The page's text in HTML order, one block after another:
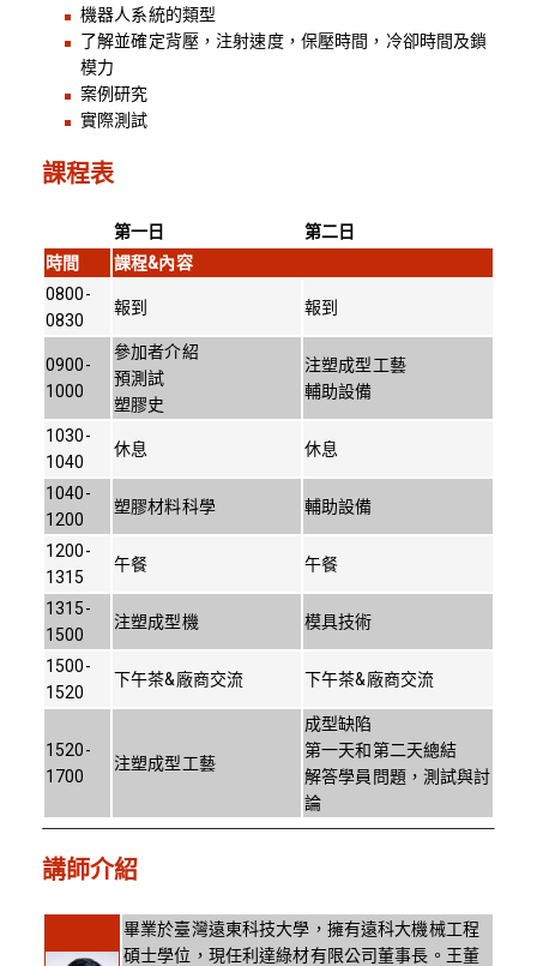
機器人系統的類型
了解並確定背壓，注射速度，保壓時間，冷卻時間及鎖
模力
案例研究
實際測試
課程表
第一日
第二日
時間
課程&內容
0800-
0830
報到 報到
0900-
1000
參加者介紹
預測試
塑膠史
注塑成型工藝
輔助設備
1030-
1040
休息 休息
1040-
1200
塑膠材料科學 輔助設備
1200-
1315
午餐 午餐
1315-
1500
注塑成型機 模具技術
1500-
1520
下午茶&廠商交流 下午茶&廠商交流
1520-
1700
注塑成型工藝
成型缺陷
第一天和第二天總結
解答學員問題，測試與討
論
講師介紹
畢業於臺灣遠東科技大學，擁有遠科大機械工程
碩士學位，現任利達綠材有限公司董事長。王董